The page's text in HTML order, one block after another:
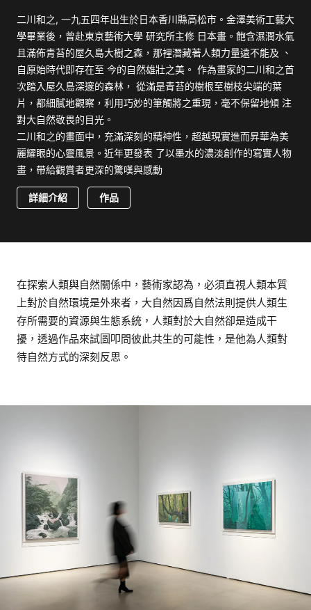
二川和之, 一九五四年出生於日本香川縣高松市。金澤美術工藝大
學畢業後，曾赴東京藝術大學 研究所主修 日本畫。飽含濕潤水氣
且滿佈青苔的屋久島大樹之森，那裡潛藏著人類力量遠不能及 、
自原始時代即存在至 今的自然雄壯之美。 作為畫家的二川和之首
次踏入屋久島深邃的森林， 從滿是青苔的樹根至樹枝尖端的葉
片，都細膩地觀察，利用巧妙的筆觸將之重現，毫不保留地傾 注
對大自然敬畏的目光。
二川和之的畫面中，充滿深刻的精神性，超越現實進而昇華為美
麗耀眼的心靈風景。近年更發表 了以墨水的濃淡創作的寫實人物
畫，帶給觀賞者更深的驚嘆與感動
詳細介紹 作品
在探索人類與自然關係中，藝術家認為，必須直視人類本質
上對於自然環境是外來者，大自然因爲自然法則提供人類生
存所需要的資源與生態系統，人類對於大自然卻是造成干
擾，透過作品來試圖叩問彼此共生的可能性，是他為人類對
待自然方式的深刻反思。